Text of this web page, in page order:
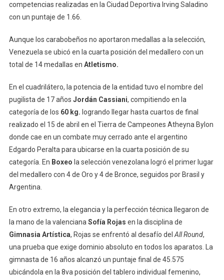
competencias realizadas en la Ciudad Deportiva Irving Saladino
con un puntaje de 1.66.
Aunque los carabobeños no aportaron medallas a la selección,
Venezuela se ubicó en la cuarta posición del medallero con un
total de 14 medallas en Atletismo.
En el cuadrilátero, la potencia de la entidad tuvo el nombre del
pugilista de 17 años Jordán Cassiani, compitiendo en la
categoría de los 60 kg. logrando llegar hasta cuartos de final
realizado el 15 de abril en el Tierra de Campeones Atheyna Bylon
donde cae en un combate muy cerrado ante el argentino
Edgardo Peralta para ubicarse en la cuarta posición de su
categoría. En Boxeo la selección venezolana logró el primer lugar
del medallero con 4 de Oro y 4 de Bronce, seguidos por Brasil y
Argentina.
En otro extremo, la elegancia y la perfección técnica llegaron de
la mano de la valencianaSofía Rojas en la disciplina de
Gimnasia Artística, Rojas se enfrentó al desafío delAll Round,
una prueba que exige dominio absoluto en todos los aparatos. La
gimnasta de 16 años alcanzó un puntaje final de 45.575
ubicándola en la 8va posición del tablero individual femenino,